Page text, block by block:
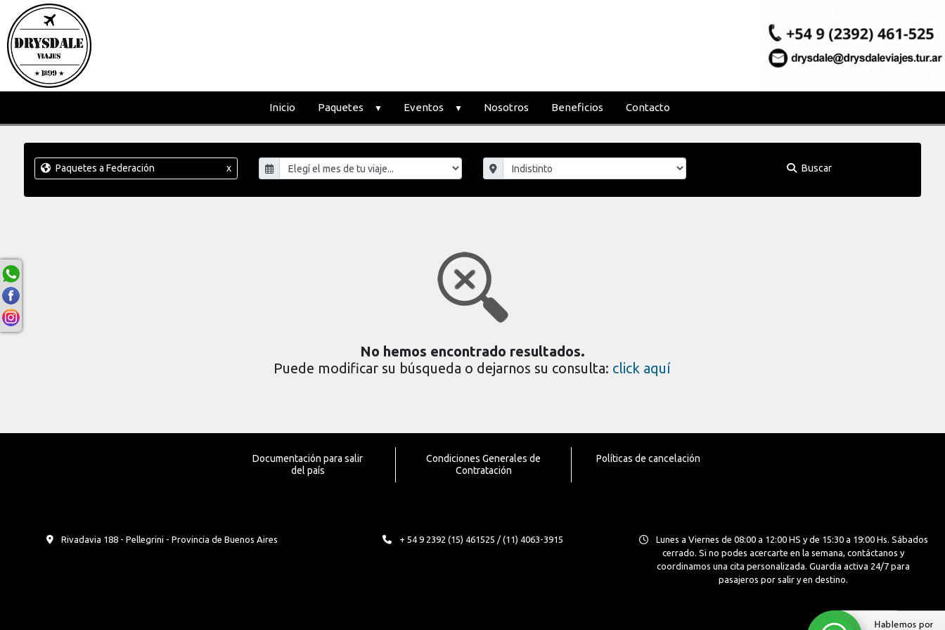
Inicio Paquetes Eventos Nosotros Beneficios Contacto
Paquetes a Federación x Buscar
No hemos encontrado resultados.
Puede modificar su búsqueda o dejarnos su consulta: click aquí
Documentación para salir
del país
Condiciones Generales de
Contratación
Políticas de cancelación
Rivadavia 188 - Pellegrini - Provincia de Buenos Aires + 54 9 2392 (15) 461525 / (11) 4063-3915
Lunes a Viernes de 08:00 a 12:00 HS y de 15:30 a 19:00 Hs. Sábados
cerrado. Si no podes acercarte en la semana, contáctanos y
coordinamos una cita personalizada. Guardia activa 24/7 para
pasajeros por salir y en destino.